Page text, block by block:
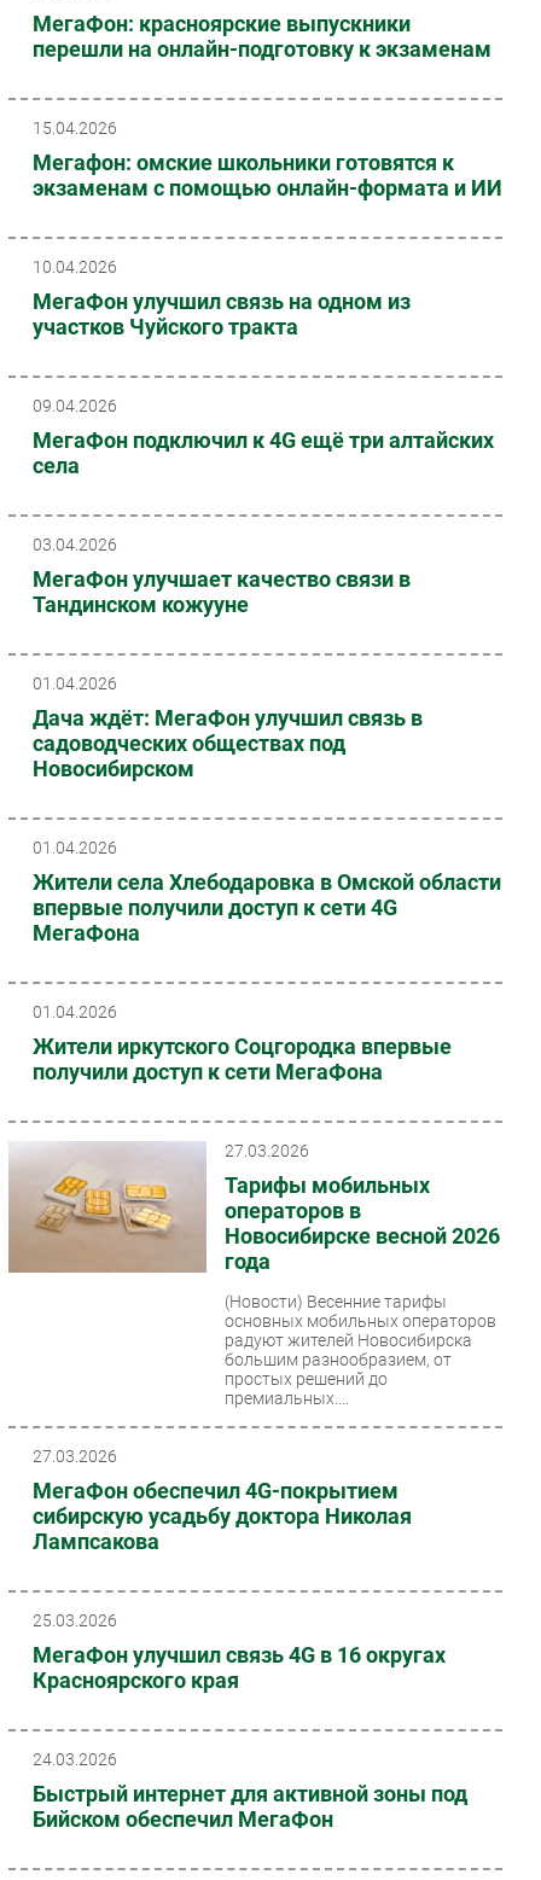
IT класс
Тестовый стенд
МегаФон: красноярские выпускники
перешли на онлайн-подготовку к экзаменам
15.04.2026
Мегафон: омские школьники готовятся к
экзаменам с помощью онлайн-формата и ИИ
10.04.2026
МегаФон улучшил связь на одном из
участков Чуйского тракта
09.04.2026
МегаФон подключил к 4G ещё три алтайских
села
03.04.2026
МегаФон улучшает качество связи в
Тандинском кожууне
01.04.2026
Дача ждёт: МегаФон улучшил связь в
садоводческих обществах под
Новосибирском
01.04.2026
Жители села Хлебодаровка в Омской области
впервые получили доступ к сети 4G
МегаФона
01.04.2026
Жители иркутского Соцгородка впервые
получили доступ к сети МегаФона
27.03.2026
Тарифы мобильных
операторов в
Новосибирске весной 2026
года
(Новости) Весенние тарифы
основных мобильных операторов
радуют жителей Новосибирска
большим разнообразием, от
простых решений до
премиальных....
27.03.2026
МегаФон обеспечил 4G-покрытием
сибирскую усадьбу доктора Николая
Лампсакова
25.03.2026
МегаФон улучшил связь 4G в 16 округах
Красноярского края
24.03.2026
Быстрый интернет для активной зоны под
Бийском обеспечил МегаФон